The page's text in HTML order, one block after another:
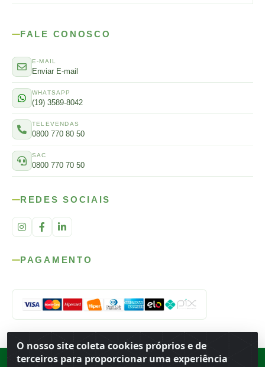
O nosso site coleta cookies próprios e de
terceiros para proporcionar uma experiência
FALE CONOSCO
E-MAIL
Enviar E-mail
WHATSAPP
(19) 3589-8042
TELEVENDAS
0800 770 80 50
SAC
0800 770 70 50
REDES SOCIAIS
PAGAMENTO
Rod. SP-215, s/n, km 98 — Área Rural·Porto Ferreira SP ·BR· CEP